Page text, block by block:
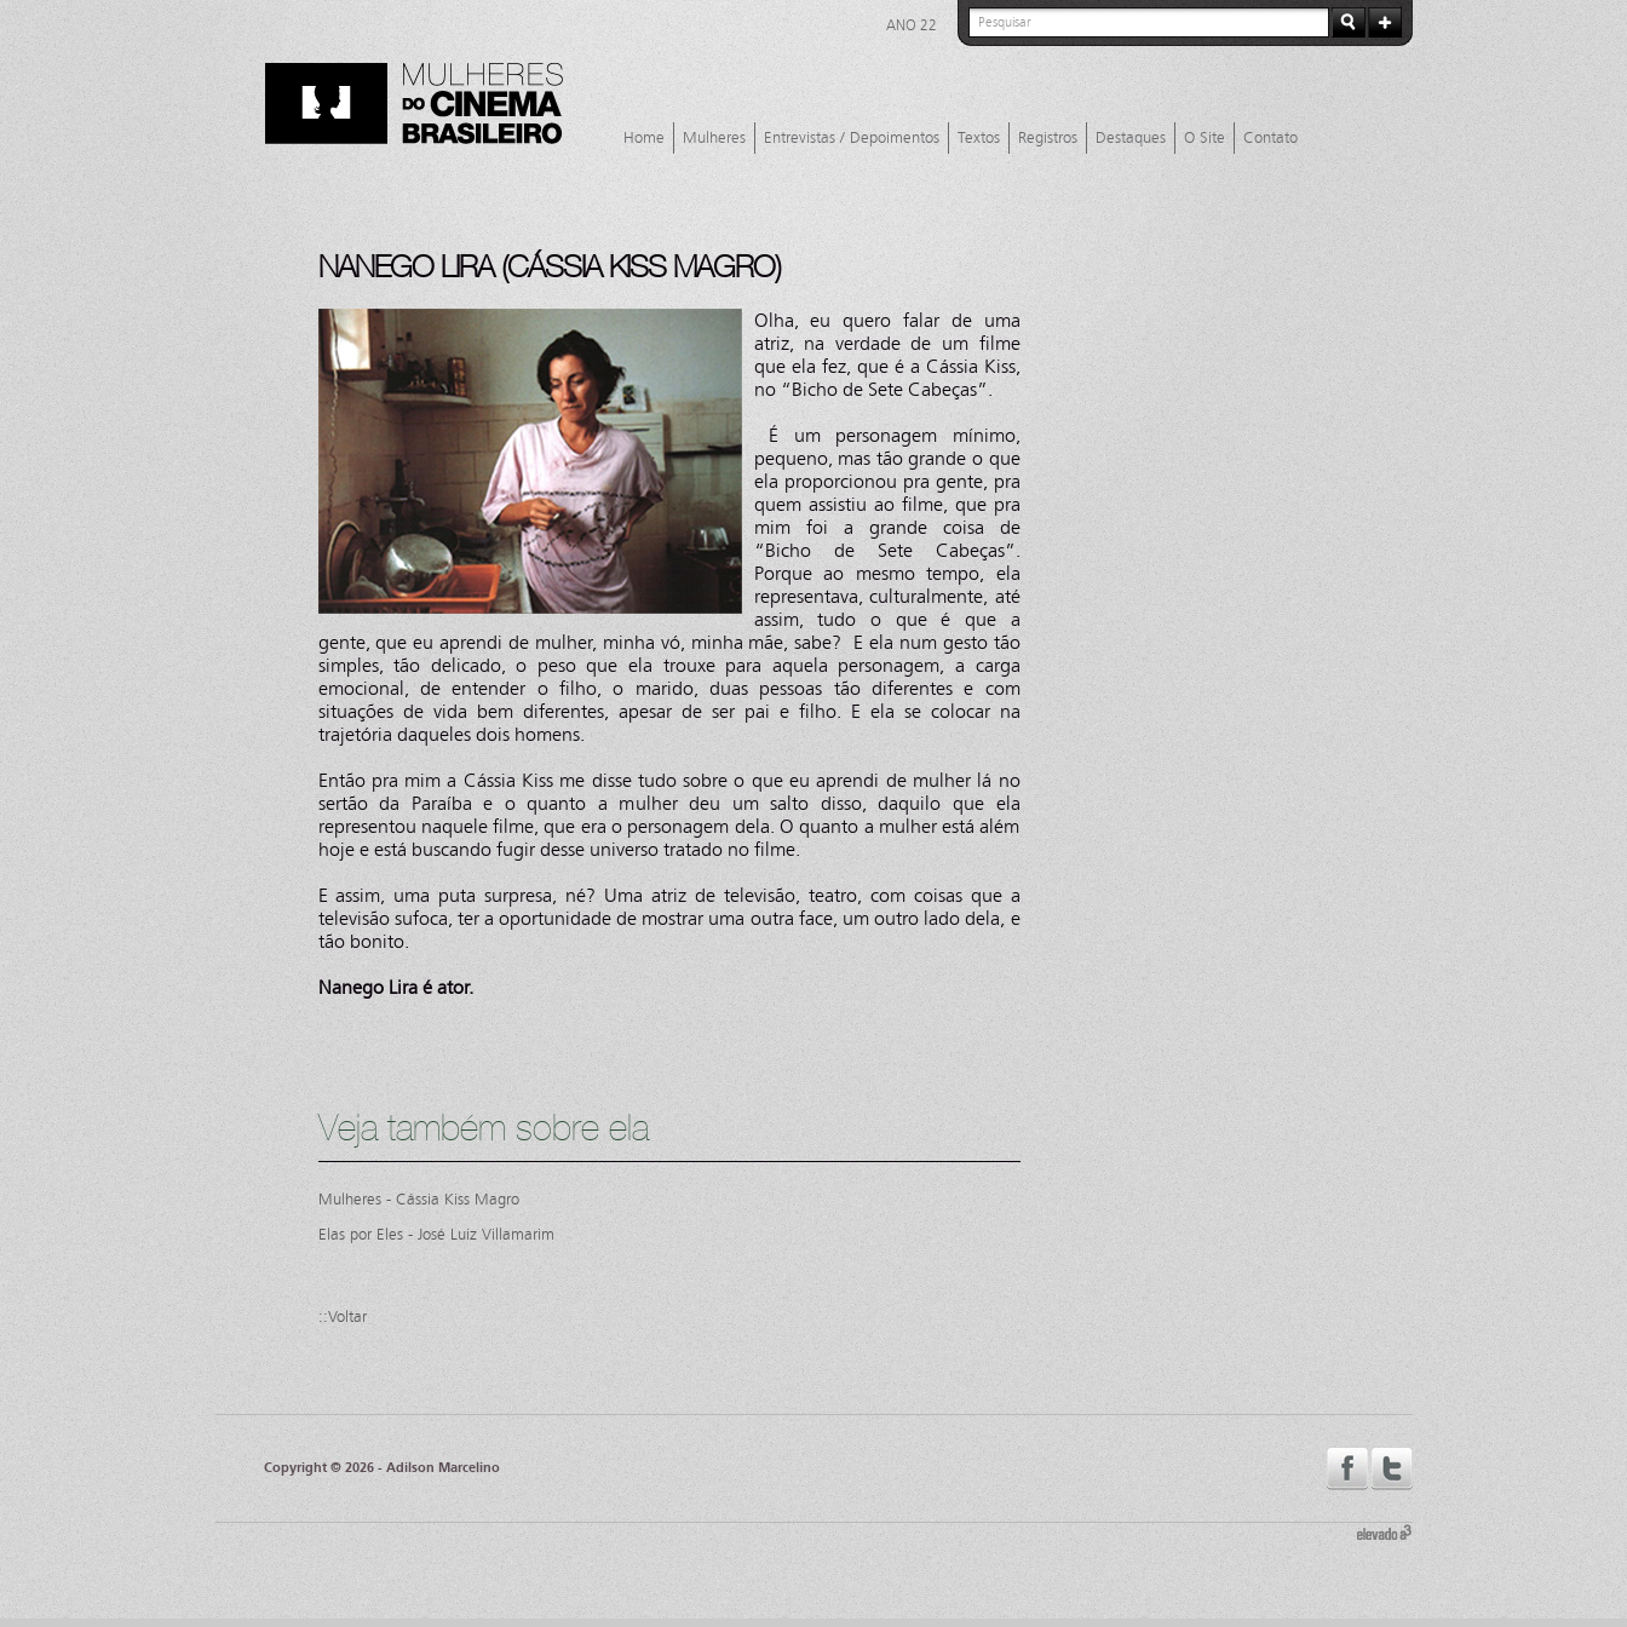
ANO 22
Home Mulheres Entrevistas / Depoimentos Textos Registros Destaques O Site Contato
NANEGO LIRA (CÁSSIA KISS MAGRO)
Olha, eu quero falar de uma
atriz, na verdade de um filme
que ela fez, que é a Cássia Kiss,
no “Bicho de Sete Cabeças”.
É um personagem mínimo,
pequeno, mas tão grande o que
ela proporcionou pra gente, pra
quem assistiu ao filme, que pra
mim foi a grande coisa de
“Bicho de Sete Cabeças”.
Porque ao mesmo tempo, ela
representava, culturalmente, até
assim, tudo o que é que a
gente, que eu aprendi de mulher, minha vó, minha mãe, sabe? E ela num gesto tão
simples, tão delicado, o peso que ela trouxe para aquela personagem, a carga
emocional, de entender o filho, o marido, duas pessoas tão diferentes e com
situações de vida bem diferentes, apesar de ser pai e filho. E ela se colocar na
trajetória daqueles dois homens.
Então pra mim a Cássia Kiss me disse tudo sobre o que eu aprendi de mulher lá no
sertão da Paraíba e o quanto a mulher deu um salto disso, daquilo que ela
representou naquele filme, que era o personagem dela. O quanto a mulher está além
hoje e está buscando fugir desse universo tratado no filme.
E assim, uma puta surpresa, né? Uma atriz de televisão, teatro, com coisas que a
televisão sufoca, ter a oportunidade de mostrar uma outra face, um outro lado dela, e
tão bonito.
Nanego Lira é ator.
Veja também sobre ela
Mulheres - Cássia Kiss Magro
Elas por Eles - José Luiz Villamarim
::Voltar
Copyright © 2026 - Adilson Marcelino